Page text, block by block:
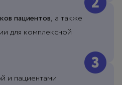
пациентов, а также
для комплексной
и пациентами